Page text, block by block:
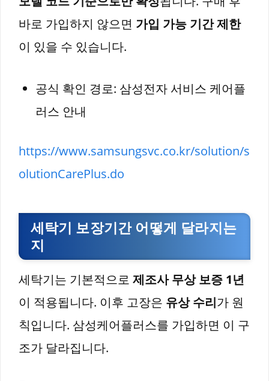
바로 가입하지 않으면 가입 가능 기간 제한
이 있을 수 있습니다.
공식 확인 경로: 삼성전자 서비스 케어플
러스 안내
https://www.samsungsvc.co.kr/solution/s
olutionCarePlus.do
세탁기 보장기간 어떻게 달라지는
지
세탁기는 기본적으로 제조사 무상 보증 1년
이 적용됩니다. 이후 고장은 유상 수리가 원
칙입니다. 삼성케어플러스를 가입하면 이 구
조가 달라집니다.